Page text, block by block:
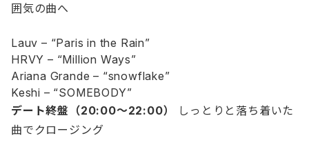
囲気の曲へ
Lauv – “Paris in the Rain”
HRVY – “Million Ways”
Ariana Grande – “snowflake”
Keshi – “SOMEBODY”
デート終盤（20:00〜22:00）
しっとりと落ち着いた
曲でクロージング